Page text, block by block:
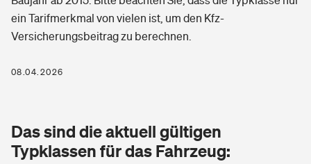
Arbeitsrechtsschutz
Berufshaftpflichtversicherung
Zur Übersicht
Tools
Glasversicherung
Pri­vate Haft­pflicht­
Kinderunfall­ver­si­che­rung
Gesundheit
Private Krankenversicherung
Dread-Disease-Versicherung
ein Tarifmerkmal von vielen ist, um den Kfz-
Versicherungsbeitrag zu berechnen.
08.04.2026
Das sind die aktuell gültigen
Typklassen für das Fahrzeug: